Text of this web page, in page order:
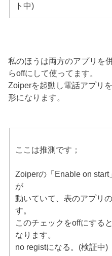
ト中)
私のほうは両方のアプリを
らoffにして使ってます。
Zoiperを起動し電話アプリ
形になります。
ここは推測です；
Zoiperの「Enable on
が
動いていて、表のアプリ
す。
このチェックをoffにする
なります。
no registになる。(検証中)